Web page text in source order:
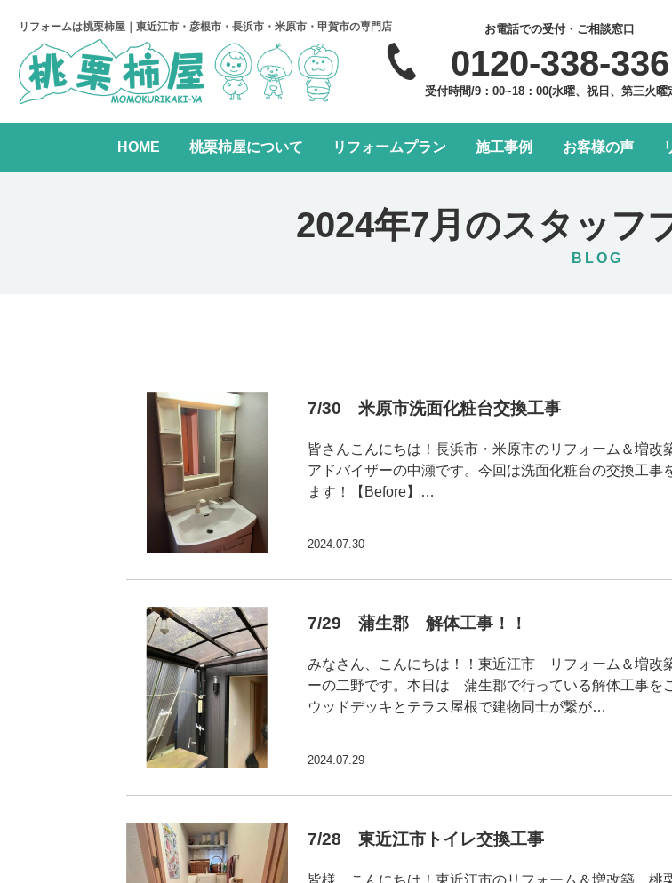
リフォームは桃栗柿屋｜東近江市・彦根市・長浜市・米原市・甲賀市の専門店 お電話での受付・ご相談窓口
0120-338-336
受付時間/9：00~18：00(水曜、祝日、第三火曜
HOME 桃栗柿屋について リフォームプラン
水まわり4点パック
施工事例 お客様の声
2024年7月のスタッフ
BLOG
7/30 米原市洗面化粧台交換工事
皆さんこんにちは！長浜市・米原市のリフォーム＆増改
アドバイザーの中瀬です。今回は洗面化粧台の交換工事
ます！【Before】…
2024.07.30
7/29 蒲生郡 解体工事！！
みなさん、こんにちは！！東近江市 リフォーム＆増改
ーの二野です。本日は 蒲生郡で行っている解体工事を
ウッドデッキとテラス屋根で建物同士が繋が…
2024.07.29
7/28 東近江市トイレ交換工事